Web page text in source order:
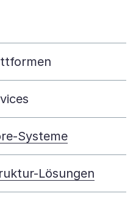
Systeme
Lösungen